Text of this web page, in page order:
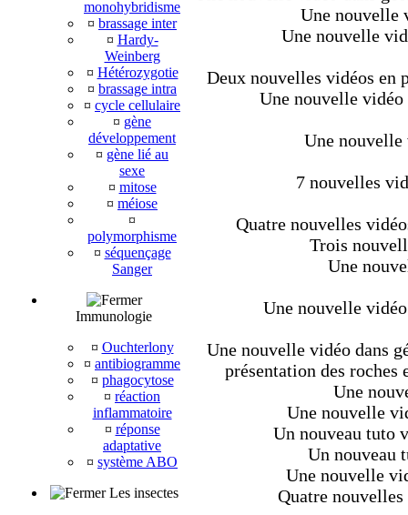
monohybridisme
¤ brassage inter
¤ Hardy-
Weinberg
¤ Hétérozygotie
¤ brassage intra
¤ cycle cellulaire
¤ gène
développement
¤ gène lié au
sexe
¤ mitose
¤ méiose
¤
polymorphisme
¤ séquençage
Sanger
Immunologie
¤ Ouchterlony
¤ antibiogramme
¤ phagocytose
¤ réaction
inflammatoire
¤ réponse
adaptative
¤ système ABO
Les insectes
Une nouvelle
Une nouvelle
Deux nouvelles vidéos en
Une nouvelle
Une nouvelle
7 nouvelles
Quatre nouvelles
Trois
Une
Une nouvelle
Une nouvelle vidéo dans
présentation des
Une
Une nouvelle
Un nouveau tuto
Un nouveau
Une nouvelle
Quatre